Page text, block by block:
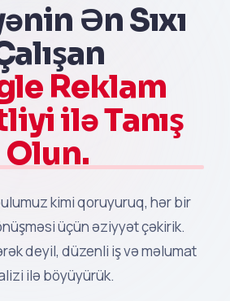
Ən Sıxı
Reklam
ilə Tanış
Olun.
kimi qoruyuruq, hər bir
üçün əziyyət çəkirik.
deyil, düzenli iş və məlumat
ilə böyüyürük.